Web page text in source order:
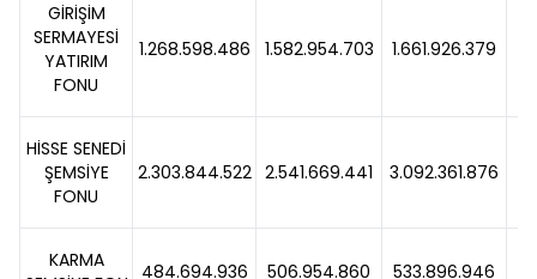
GİRİŞİM
SERMAYESİ
YATIRIM
FONU
1.268.598.486 1.582.954.703 1.661.926.379
HİSSE SENEDİ
ŞEMSİYE
FONU
2.303.844.522 2.541.669.441 3.092.361.876
KARMA
484.694.936 506.954.860 533.896.946